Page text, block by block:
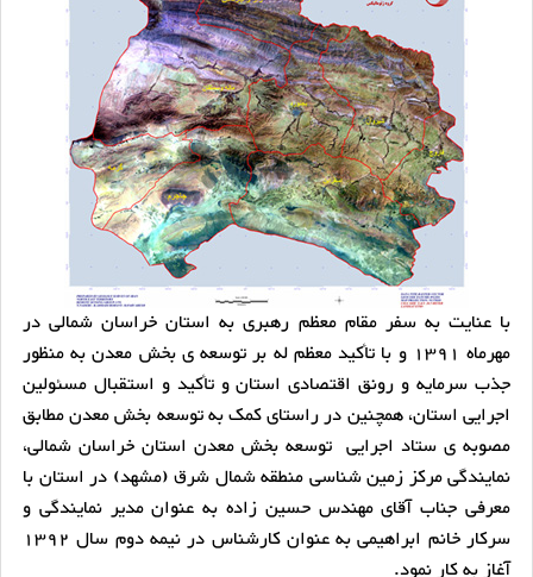
با عنایت به سفر مقام معظم رهبری به استان خراسان شمالی در
مهرماه 1391 و با تأکید معظم له بر توسعه ی بخش معدن به منظور
جذب سرمایه و رونق اقتصادی استان و تأکید و استقبال مسئولین
اجرایی استان، همچنین در راستای کمک به توسعه بخش معدن مطابق
مصوبه ی ستاد اجرایی توسعه بخش معدن استان خراسان شمالی،
نمایندگی مرکز زمین شناسی منطقه شمال شرق (مشهد) در استان با
معرفی جناب آقای مهندس حسین زاده به عنوان مدیر نمایندگی و
سرکار خانم ابراهیمی به عنوان کارشناس در نیمه دوم سال 1392